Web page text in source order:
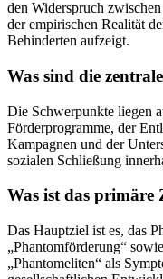
den Widerspruch
der empirischen Realität
Behinderten aufzeigt.
Was sind die
Die Schwerpunkte liegen
Förderprogramme, der
Kampagnen und der
sozialen Schließung
Was ist das primäre
Das Hauptziel ist es, das
„Phantomförderung“
„Phantomeliten“ als